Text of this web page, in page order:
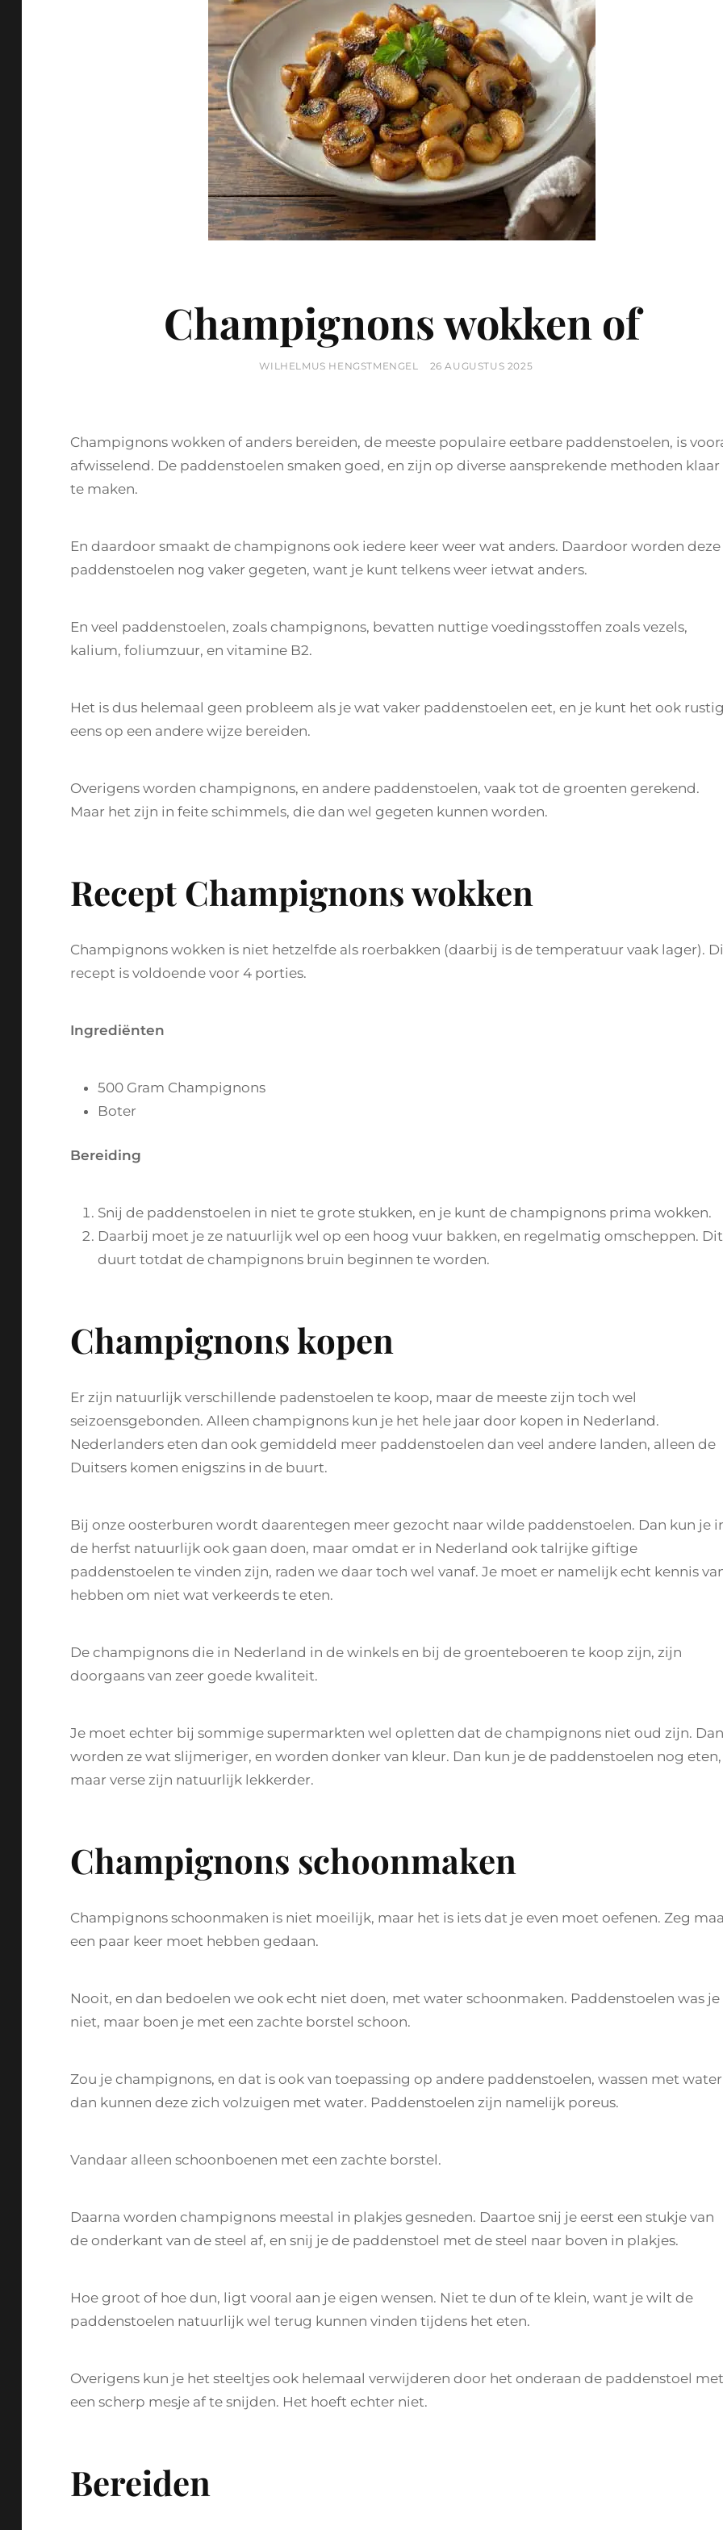
Champignons wokken of
BY
WILHELMUS HENGSTMENGEL
POSTED
26 AUGUSTUS 2025
Champignons wokken of anders bereiden, de meeste populaire eetbare paddenstoelen, is
afwisselend. De paddenstoelen smaken goed, en zijn op diverse aansprekende methoden klaar
te maken.
En daardoor smaakt de champignons ook iedere keer weer wat anders. Daardoor worden deze
paddenstoelen nog vaker gegeten, want je kunt telkens weer ietwat anders.
En veel paddenstoelen, zoals champignons, bevatten nuttige voedingsstoffen zoals vezels,
kalium, foliumzuur, en vitamine B2.
Het is dus helemaal geen probleem als je wat vaker paddenstoelen eet, en je kunt het ook
eens op een andere wijze bereiden.
Overigens worden champignons, en andere paddenstoelen, vaak tot de groenten gerekend.
Maar het zijn in feite schimmels, die dan wel gegeten kunnen worden.
Recept Champignons wokken
Champignons wokken is niet hetzelfde als roerbakken (daarbij is de temperatuur vaak lager).
recept is voldoende voor 4 porties.
Ingrediënten
500 Gram Champignons
Boter
Bereiding
Snij de paddenstoelen in niet te grote stukken, en je kunt de champignons prima wokken.
Daarbij moet je ze natuurlijk wel op een hoog vuur bakken, en regelmatig omscheppen. Dit
duurt totdat de champignons bruin beginnen te worden.
Champignons kopen
Er zijn natuurlijk verschillende padenstoelen te koop, maar de meeste zijn toch wel
seizoensgebonden. Alleen champignons kun je het hele jaar door kopen in Nederland.
Nederlanders eten dan ook gemiddeld meer paddenstoelen dan veel andere landen, alleen de
Duitsers komen enigszins in de buurt.
Bij onze oosterburen wordt daarentegen meer gezocht naar wilde paddenstoelen. Dan kun je
de herfst natuurlijk ook gaan doen, maar omdat er in Nederland ook talrijke giftige
paddenstoelen te vinden zijn, raden we daar toch wel vanaf. Je moet er namelijk echt kennis
hebben om niet wat verkeerds te eten.
De champignons die in Nederland in de winkels en bij de groenteboeren te koop zijn, zijn
doorgaans van zeer goede kwaliteit.
Je moet echter bij sommige supermarkten wel opletten dat de champignons niet oud zijn. Dan
worden ze wat slijmeriger, en worden donker van kleur. Dan kun je de paddenstoelen nog eten,
maar verse zijn natuurlijk lekkerder.
Champignons schoonmaken
Champignons schoonmaken is niet moeilijk, maar het is iets dat je even moet oefenen. Zeg
een paar keer moet hebben gedaan.
Nooit, en dan bedoelen we ook echt niet doen, met water schoonmaken. Paddenstoelen was je
niet, maar boen je met een zachte borstel schoon.
Zou je champignons, en dat is ook van toepassing op andere paddenstoelen, wassen met water
dan kunnen deze zich volzuigen met water. Paddenstoelen zijn namelijk poreus.
Vandaar alleen schoonboenen met een zachte borstel.
Daarna worden champignons meestal in plakjes gesneden. Daartoe snij je eerst een stukje van
de onderkant van de steel af, en snij je de paddenstoel met de steel naar boven in plakjes.
Hoe groot of hoe dun, ligt vooral aan je eigen wensen. Niet te dun of te klein, want je wilt de
paddenstoelen natuurlijk wel terug kunnen vinden tijdens het eten.
Overigens kun je het steeltjes ook helemaal verwijderen door het onderaan de paddenstoel met
een scherp mesje af te snijden. Het hoeft echter niet.
Bereiden